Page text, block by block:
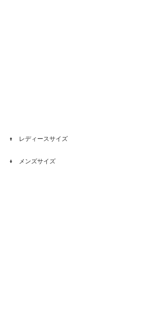
↑　レディースサイズ
↓　メンズサイズ